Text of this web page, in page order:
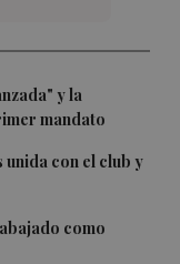
y la
mandato
unida con el club y
como